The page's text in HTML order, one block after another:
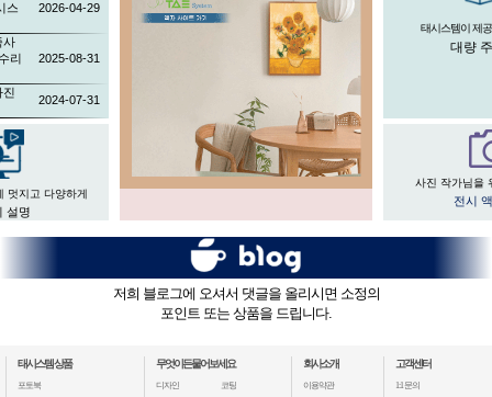
스
2026-04-29
사
리
2025-08-31
진
2024-07-31
태시스템이 제
대량
멋지고 다양하게
설명
사진 작가님을
전시
저희 블로그에 오셔서 댓글을 올리시면 소정의
포인트 또는 상품을 드립니다.
태시스템 상품
포토북
무엇이든물어보세요
디자인
코팅
회사소개
이용약관
고객센터
1:1 문의